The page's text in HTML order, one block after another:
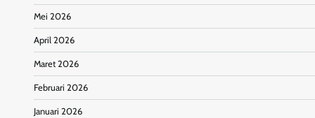
Mei 2026
April 2026
Maret 2026
Februari 2026
Januari 2026